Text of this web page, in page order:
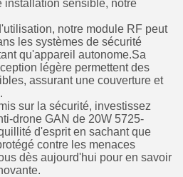
installation sensible, notre
notre module RF peut
les systèmes de sécurité
qu'appareil autonome.Sa
légère permettent des
assurant une couverture et
sur la sécurité, investissez
drone GAN de 20W 5725-
d'esprit en sachant que
contre les menaces
dès aujourd'hui pour en savoir